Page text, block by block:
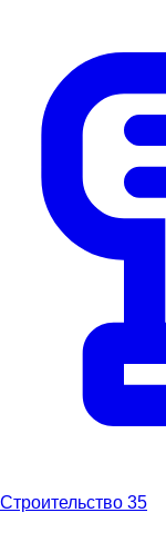
Строительство 35